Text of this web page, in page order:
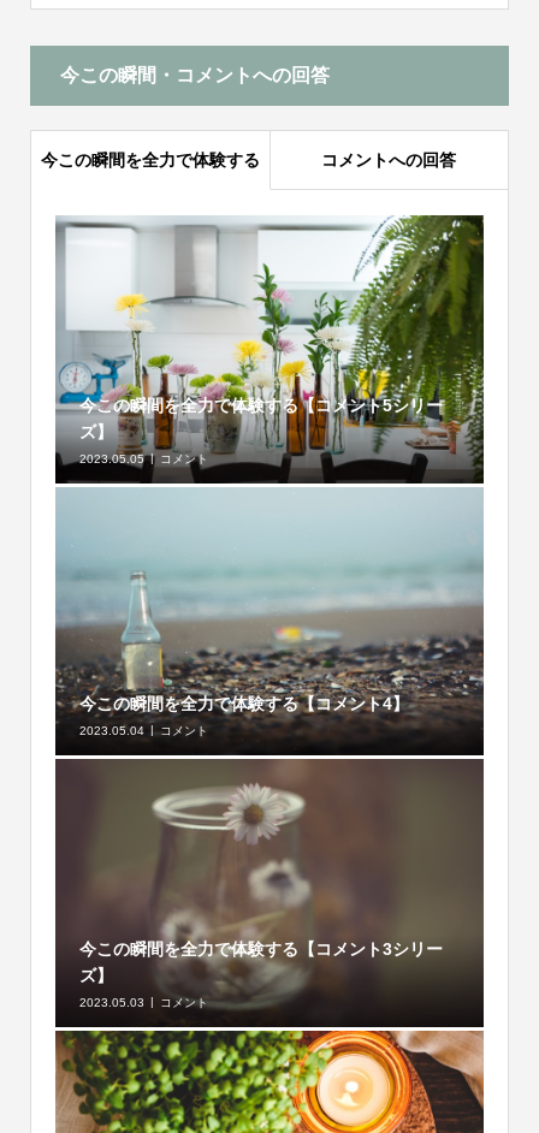
今この瞬間・コメントへの回答
今この瞬間を全力で体験する コメントへの回答
今この瞬間を全力で体験する【コメント5シリー
ズ】
2023.05.05 コメント
今この瞬間を全力で体験する【コメント4】
2023.05.04 コメント
今この瞬間を全力で体験する【コメント3シリー
ズ】
2023.05.03 コメント